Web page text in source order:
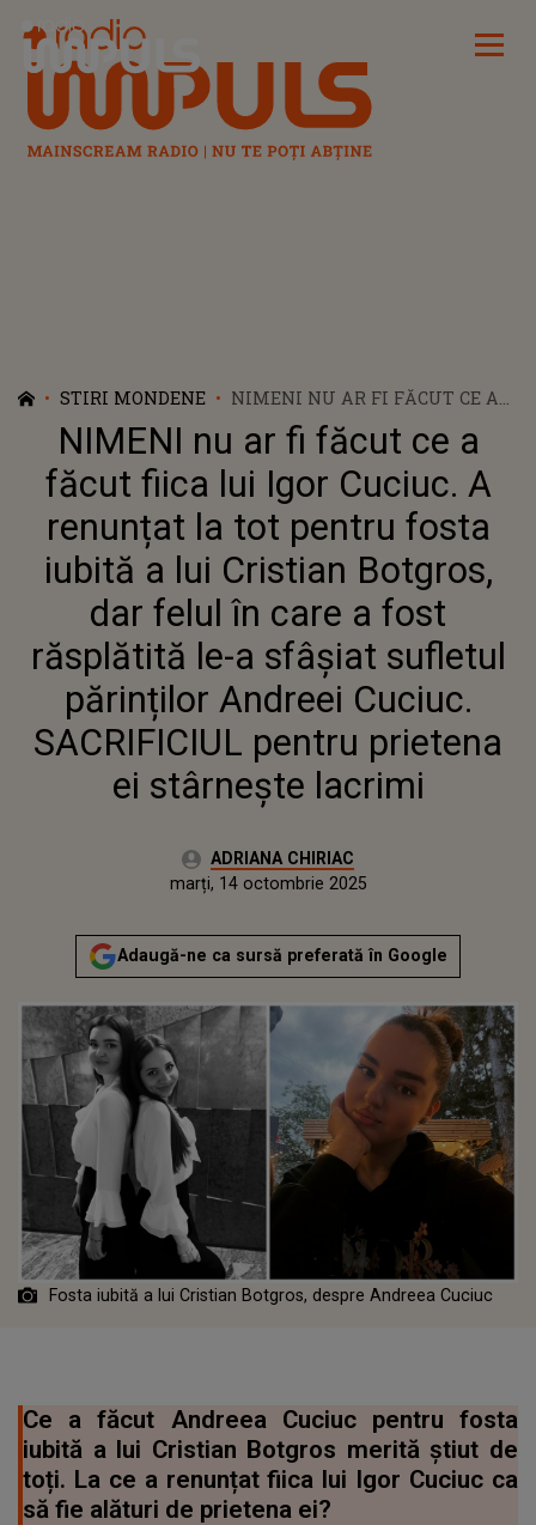
Radio Impuls
STIRI MONDENE
NIMENI NU AR FI FĂCUT CE A
FĂCUT FIICA LUI IGOR CUCIUC.
A RENUNȚAT LA TOT PENTRU
FOSTA IUBITĂ A LUI CRISTIAN
BOTGROS, DAR FELUL ÎN CARE A
FOST RĂSPLĂTITĂ LE-A SFÂȘIAT
SUFLETUL PĂRINȚILOR
ANDREEI CUCIUC. SACRIFICIUL
PENTRU PRIETENA EI
STÂRNEȘTE LACRIMI
NIMENI nu ar fi făcut ce a
făcut fiica lui Igor Cuciuc. A
renunțat la tot pentru fosta
iubită a lui Cristian Botgros,
dar felul în care a fost
răsplătită le-a sfâșiat sufletul
părinților Andreei Cuciuc.
SACRIFICIUL pentru prietena
ei stârnește lacrimi
Autor:ADRIANA CHIRIAC
marți, 14 octombrie 2025Actualizat:
marți, 14 octombrie 2025
Adaugă-ne ca sursă preferată în Google
Fosta iubită a lui Cristian Botgros, despre Andreea Cuciuc
Ce a făcut Andreea Cuciuc pentru fosta
iubită a lui Cristian Botgros merită știut de
toți. La ce a renunțat fiica lui Igor Cuciuc ca
să fie alături de prietena ei?